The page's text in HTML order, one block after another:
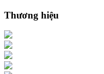
Thương hiệu